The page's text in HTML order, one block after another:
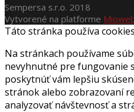
Sempersa s.r.o. 2018
Vytvorené na platforme
Táto stránka používa cookies
Na stránkach používame
nevyhnutné pre fungovanie
poskytnúť vám lepšiu
stránok alebo zobrazovaní
analyzovať návštevnosť a